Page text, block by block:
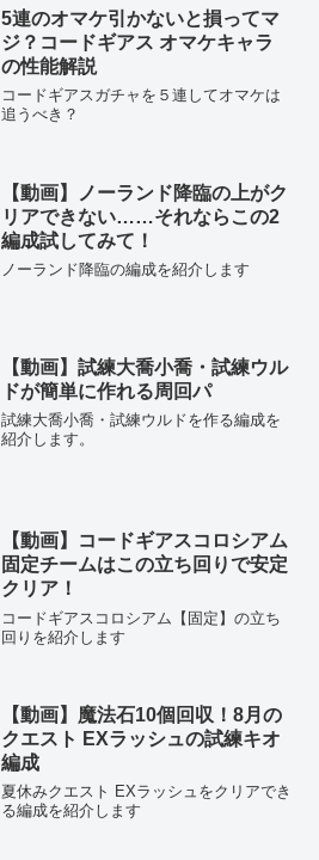
5連のオマケ引かないと損ってマ
ジ？コードギアス オマケキャラ
の性能解説
コードギアスガチャを５連してオマケは
追うべき？
【動画】ノーランド降臨の上がク
リアできない……それならこの2
編成試してみて！
ノーランド降臨の編成を紹介します
【動画】試練大喬小喬・試練ウル
ドが簡単に作れる周回パ
試練大喬小喬・試練ウルドを作る編成を
紹介します。
【動画】コードギアスコロシアム
固定チームはこの立ち回りで安定
クリア！
コードギアスコロシアム【固定】の立ち
回りを紹介します
【動画】魔法石10個回収！8月の
クエスト EXラッシュの試練キオ
編成
夏休みクエスト EXラッシュをクリアでき
る編成を紹介します